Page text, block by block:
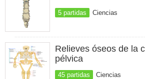
5 partidas Ciencias
Relieves óseos de la
pélvica
45 partidas Ciencias